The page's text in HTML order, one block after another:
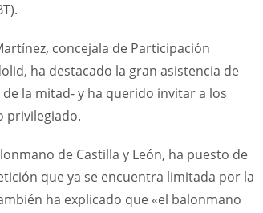
concejala de Participación
ha destacado la gran asistencia de
la mitad- y ha querido invitar a los
privilegiado.
de Castilla y León, ha puesto de
que ya se encuentra limitada por la
ha explicado que «el balonmano